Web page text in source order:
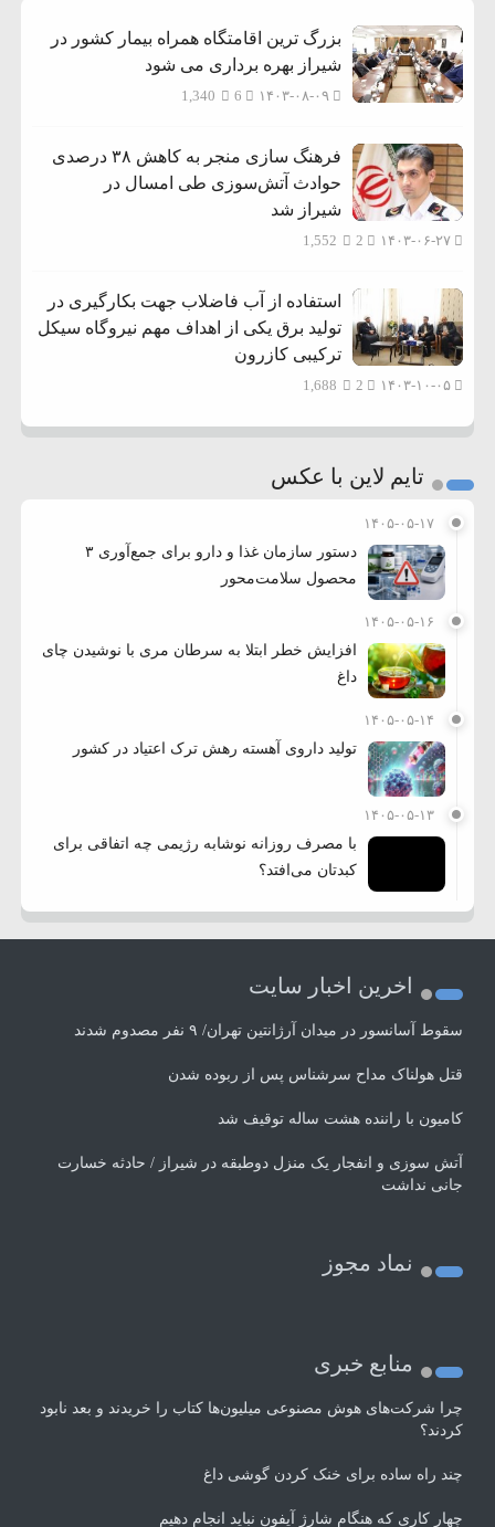
بزرگ ترین اقامتگاه همراه بیمار کشور در
شیراز بهره برداری می شود
۱۴۰۳-۰۸-۰۹ 1,340
فرهنگ سازی منجر به کاهش ۳۸ درصدی
حوادث آتش‌سوزی طی امسال در
شیراز شد
۱۴۰۳-۰۶-۲۷ 1,552
استفاده از آب فاضلاب جهت بکارگیری در
تولید برق یکی از اهداف مهم نیروگاه سیکل
ترکیبی کازرون
۱۴۰۳-۱۰-۰۵ 1,688
تایم لاین با عکس
۱۴۰۵-۰۵-۱۷
دستور سازمان غذا و دارو برای جمع‌آوری ۳
محصول سلامت‌محور
۱۴۰۵-۰۵-۱۶
افزایش خطر ابتلا به سرطان مری با نوشیدن چای
داغ
۱۴۰۵-۰۵-۱۴
تولید داروی آهسته رهش ترک اعتیاد در کشور
۱۴۰۵-۰۵-۱۳
با مصرف روزانه نوشابه رژیمی چه اتفاقی برای
کبدتان می‌افتد؟
اخرین اخبار سایت
سقوط آسانسور در میدان آرژانتین تهران/ ۹ نفر مصدوم شدند
قتل هولناک مداح سرشناس پس از ربوده شدن
کامیون با راننده هشت ساله توقیف شد
آتش سوزی و انفجار یک منزل دوطبقه در شیراز / حادثه خسارت
جانی نداشت
نماد مجوز
منابع خبری
چرا شرکت‌های هوش مصنوعی میلیون‌ها کتاب را خریدند و بعد نابود
کردند؟
چند راه‌ ساده برای خنک کردن گوشی داغ
چهار کاری که هنگام شارژ آیفون نباید انجام دهیم